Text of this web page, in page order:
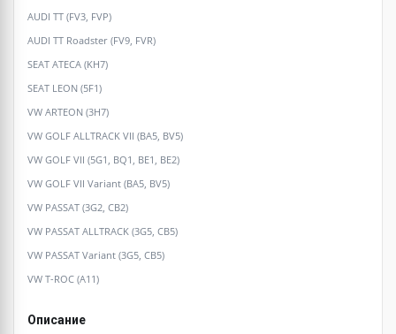
AUDI TT (FV3, FVP)
AUDI TT Roadster (FV9, FVR)
SEAT ATECA (KH7)
SEAT LEON (5F1)
VW ARTEON (3H7)
VW GOLF ALLTRACK VII (BA5, BV5)
VW GOLF VII (5G1, BQ1, BE1, BE2)
VW GOLF VII Variant (BA5, BV5)
VW PASSAT (3G2, CB2)
VW PASSAT ALLTRACK (3G5, CB5)
VW PASSAT Variant (3G5, CB5)
VW T-ROC (A11)
Описание